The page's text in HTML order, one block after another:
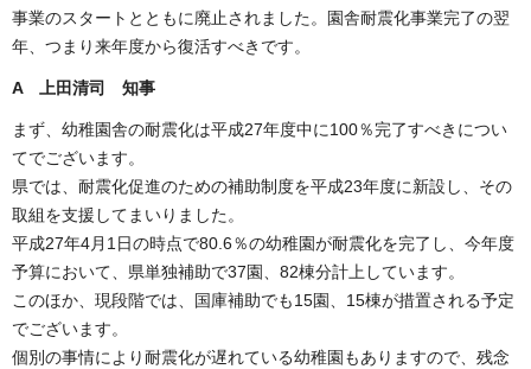
事業のスタートとともに廃止されました。園舎耐震化事業完了の翌
年、つまり来年度から復活すべきです。
A 上田清司 知事
まず、幼稚園舎の耐震化は平成27年度中に100％完了すべきについ
てでございます。
県では、耐震化促進のための補助制度を平成23年度に新設し、その
取組を支援してまいりました。
平成27年4月1日の時点で80.6％の幼稚園が耐震化を完了し、今年度
予算において、県単独補助で37園、82棟分計上しています。
このほか、現段階では、国庫補助でも15園、15棟が措置される予定
でございます。
個別の事情により耐震化が遅れている幼稚園もありますので、残念